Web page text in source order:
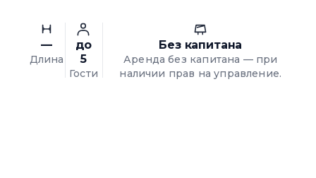
—
Длина
до
5
Гости
Без капитана
Аренда без капитана — при
наличии прав на управление.